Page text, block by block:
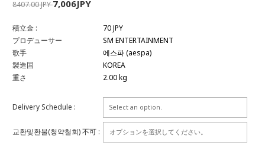
8407.00 JPY7,006JPY
積立金 :
70 JPY
プロデューサー
SM ENTERTAINMENT
歌手
에스파 (aespa)
製造国
KOREA
重さ
2.00 kg
Delivery Schedule :
교환및환불(청약철회) 不可 :